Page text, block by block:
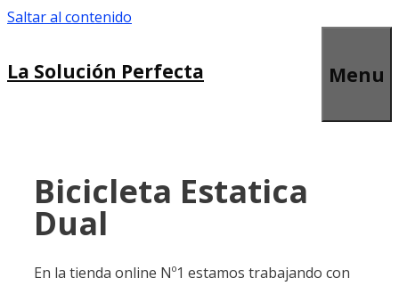
Saltar al contenido
La Solución Perfecta Menu
Bicicleta Estatica
Dual
En la tienda online Nº1 estamos trabajando con